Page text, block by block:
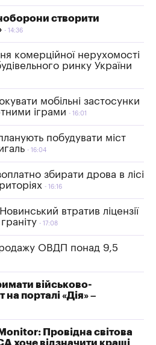
створити
14:36
комерційної нерухомості
ринку України
мобільні застосунки
іграми
16:01
побудувати міст
16:04
збирати дрова в лісі
16:16
втратив ліцензії
17:08
ОВДП понад 9,5
військово-
порталі «Дія» –
Провідна світова
хоче відзначити кращі